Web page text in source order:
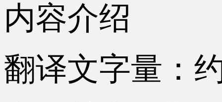
内容介绍
翻译文字量：